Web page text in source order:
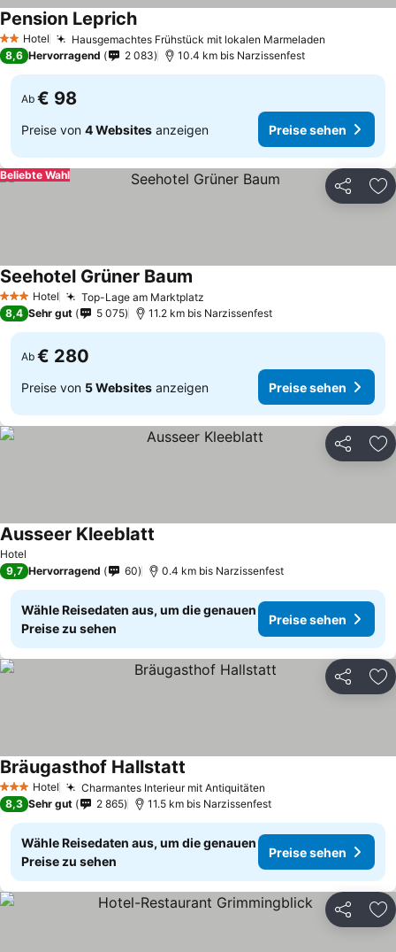
2 Sterne
Hotel Hausgemachtes Frühstück mit lokalen Marmeladen
Pension LeprichPreise sehen
8,6 Hervorragend 2 083 10.4 km bis Narzissenfest
Ab € 98
Preise von 4 Websites anzeigen Preise sehen
Teilen
Beliebte Wahl
3 SterneHotel Top-Lage am Marktplatz
Seehotel Grüner Baum
8,4 Sehr gut 5 075 11.2 km bis Narzissenfest
Ab € 280
Preise von 5 Websites anzeigen Preise sehen
Teilen
Hotel
Ausseer Kleeblatt
9,7 Hervorragend 60 0.4 km bis Narzissenfest
Wähle Reisedaten aus, um die genauen
Preise zu sehen
Preise sehen
Teilen
3 SterneHotel Charmantes Interieur mit Antiquitäten
Bräugasthof Hallstatt
8,3 Sehr gut 2 865 11.5 km bis Narzissenfest
Wähle Reisedaten aus, um die genauen
Preise zu sehen
Preise sehen
Teilen